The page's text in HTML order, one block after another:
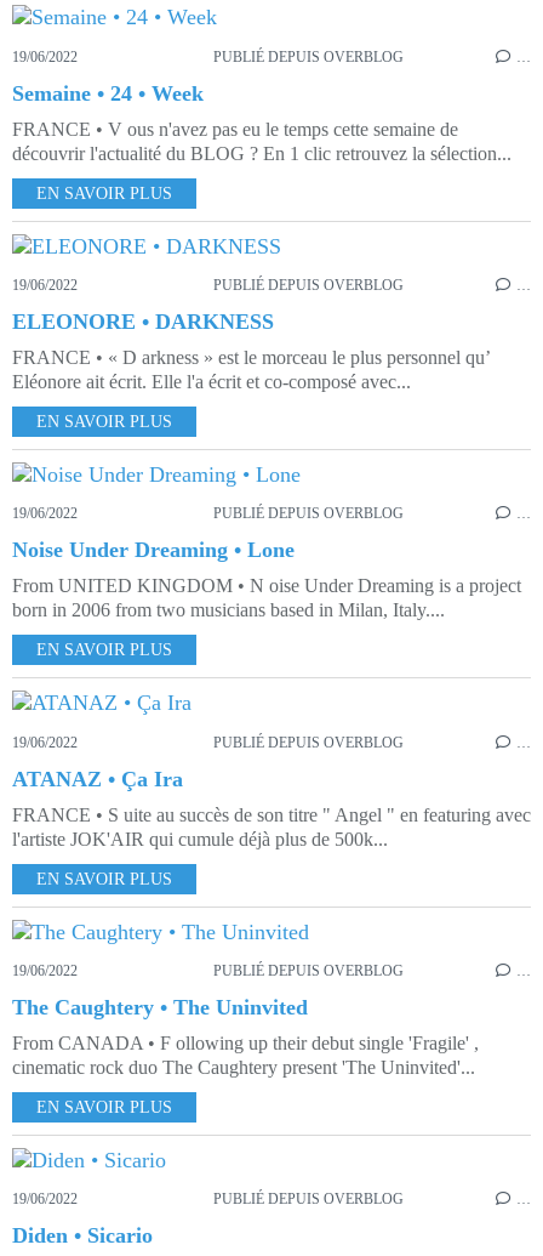
19/06/2022 PUBLIÉ DEPUIS OVERBLOG
Semaine • 24 • Week
FRANCE • V ous n'avez pas eu le temps cette semaine de
découvrir l'actualité du BLOG ? En 1 clic retrouvez la sélection...
EN SAVOIR PLUS
19/06/2022 PUBLIÉ DEPUIS OVERBLOG …
ELEONORE • DARKNESS
FRANCE • « D arkness » est le morceau le plus personnel qu’
Eléonore ait écrit. Elle l'a écrit et co-composé avec...
EN SAVOIR PLUS
19/06/2022 PUBLIÉ DEPUIS OVERBLOG …
Noise Under Dreaming • Lone
From UNITED KINGDOM • N oise Under Dreaming is a project
born in 2006 from two musicians based in Milan, Italy....
EN SAVOIR PLUS
19/06/2022 PUBLIÉ DEPUIS OVERBLOG
ATANAZ • Ça Ira
FRANCE • S uite au succès de son titre " Angel " en featuring avec
l'artiste JOK'AIR qui cumule déjà plus de 500k...
EN SAVOIR PLUS
19/06/2022 PUBLIÉ DEPUIS OVERBLOG …
The Caughtery • The Uninvited
From CANADA • F ollowing up their debut single 'Fragile' ,
cinematic rock duo The Caughtery present 'The Uninvited'...
EN SAVOIR PLUS
19/06/2022 PUBLIÉ DEPUIS OVERBLOG …
Diden • Sicario